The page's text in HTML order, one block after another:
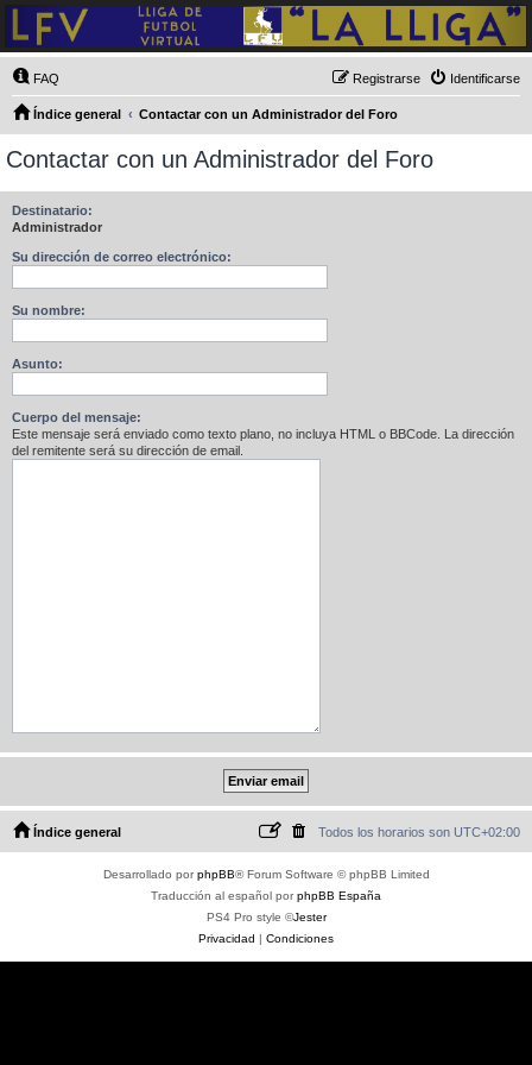
FAQ Identificarse
Registrarse
Índice general Contactar con un Administrador del Foro
Contactar con un Administrador del Foro
Destinatario:
Administrador
Su dirección de correo electrónico:
Su nombre:
Asunto:
Cuerpo del mensaje:
Este mensaje será enviado como texto plano, no incluya HTML o BBCode. La dirección
del remitente será su dirección de email.
Índice general Todos los horarios son UTC+02:00
Desarrollado porphpBB® Forum Software © phpBB Limited
Traducción al español porphpBB España
PS4 Pro style ©Jester
Privacidad | Condiciones